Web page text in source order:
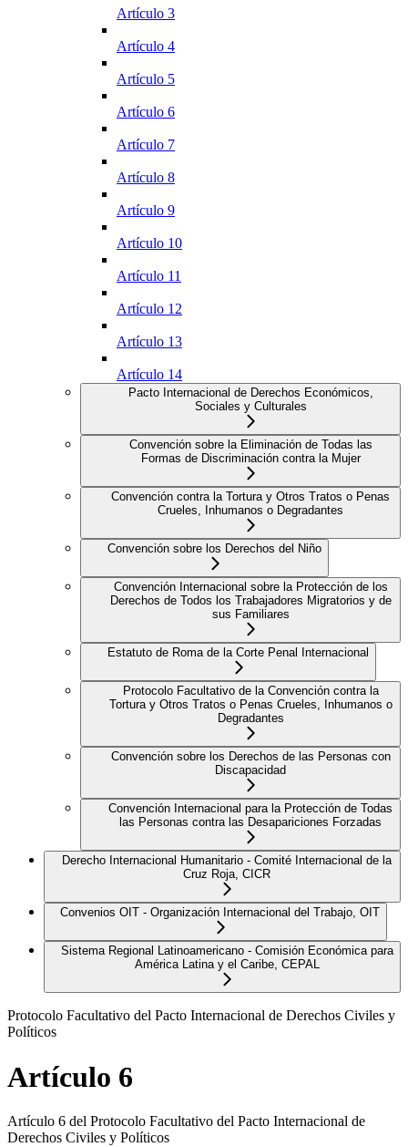
Artículo 3
Artículo 4
Artículo 5
Artículo 6
Artículo 7
Artículo 8
Artículo 9
Artículo 10
Artículo 11
Artículo 12
Artículo 13
Artículo 14
Pacto Internacional de Derechos Económicos,
Sociales y Culturales
Convención sobre la Eliminación de Todas las
Formas de Discriminación contra la Mujer
Convención contra la Tortura y Otros Tratos o Penas
Crueles, Inhumanos o Degradantes
Convención sobre los Derechos del Niño
Convención Internacional sobre la Protección de los
Derechos de Todos los Trabajadores Migratorios y de
sus Familiares
Estatuto de Roma de la Corte Penal Internacional
Protocolo Facultativo de la Convención contra la
Tortura y Otros Tratos o Penas Crueles, Inhumanos o
Degradantes
Convención sobre los Derechos de las Personas con
Discapacidad
Convención Internacional para la Protección de Todas
las Personas contra las Desapariciones Forzadas
Derecho Internacional Humanitario - Comité Internacional de la
Cruz Roja, CICR
Convenios OIT - Organización Internacional del Trabajo, OIT
Sistema Regional Latinoamericano - Comisión Económica para
América Latina y el Caribe, CEPAL
Protocolo Facultativo del Pacto Internacional de Derechos Civiles y
Políticos
Artículo 6
Artículo 6 del Protocolo Facultativo del Pacto Internacional de
Derechos Civiles y Políticos